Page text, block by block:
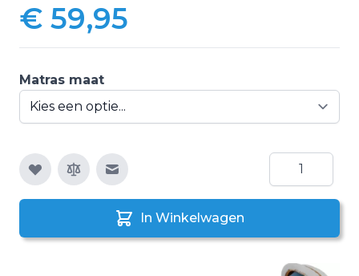
Vanaf:
€ 59,95
Matras maat
E-mail naar een vriend
Aantal
In Winkelwagen